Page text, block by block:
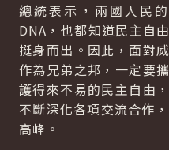
總統表示，兩國人民
DNA，也都知道民主自
挺身而出。因此，面對
作為兄弟之邦，一定要
護得來不易的民主自由
不斷深化各項交流合作
高峰。